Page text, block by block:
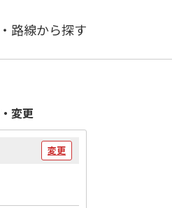
路線から探す
変更
変更